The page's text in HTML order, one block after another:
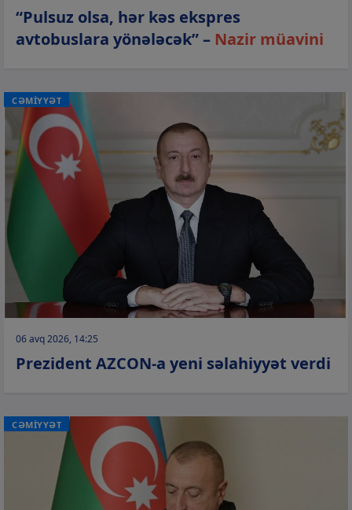
“Pulsuz olsa, hər kəs ekspres
avtobuslara yönələcək” – Nazir müavini
CƏMİYYƏT
06 avq 2026, 14:25
Prezident AZCON-a yeni səlahiyyət verdi
CƏMİYYƏT